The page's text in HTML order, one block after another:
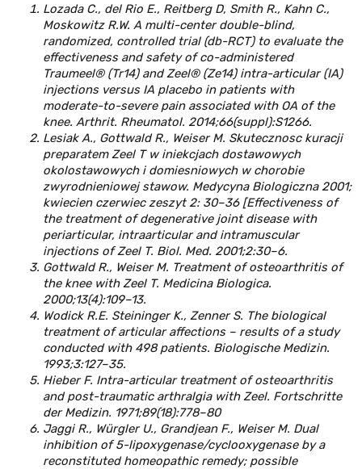
Lozada C., del Rio E., Reitberg D, Smith R., Kahn C.,
Moskowitz R.W. A multi-center double-blind,
randomized, controlled trial (db-RCT) to evaluate the
effectiveness and safety of co-administered
Traumeel® (Tr14) and Zeel® (Ze14) intra-articular (IA)
injections versus IA placebo in patients with
moderate-to-severe pain associated with OA of the
knee. Arthrit. Rheumatol. 2014;66(suppl):S1266.
Lesiak A., Gottwald R., Weiser M. Skutecznosc kuracji
preparatem Zeel T w iniekcjach dostawowych
okolostawowych i domiesniowych w chorobie
zwyrodnieniowej stawow. Medycyna Biologiczna 2001;
kwiecien czerwiec zeszyt 2: 30–36 [Effectiveness of
the treatment of degenerative joint disease with
periarticular, intraarticular and intramuscular
injections of Zeel T. Biol. Med. 2001;2:30–6.
Gottwald R., Weiser M. Treatment of osteoarthritis of
the knee with Zeel T. Medicina Biologica.
2000;13(4):109–13.
Wodick R.E. Steininger K., Zenner S. The biological
treatment of articular affections – results of a study
conducted with 498 patients. Biologische Medizin.
1993;3:127–35.
Hieber F. Intra-articular treatment of osteoarthritis
and post-traumatic arthralgia with Zeel. Fortschritte
der Medizin. 1971;89(18):778–80
Jaggi R., Würgler U., Grandjean F., Weiser M. Dual
inhibition of 5-lipoxygenase/cyclooxygenase by a
reconstituted homeopathic remedy; possible